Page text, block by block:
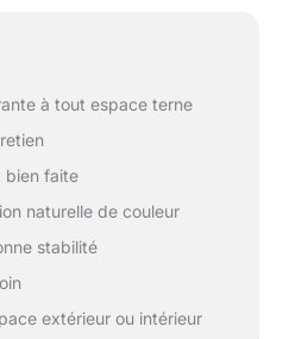
à tout espace terne
bien faite
naturelle de couleur
stabilité
extérieur ou intérieur